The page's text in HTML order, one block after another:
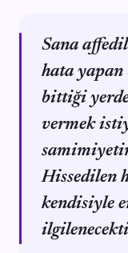
Sana
hata yapan
bittiği
vermek
Hissedilen
kendisiyle